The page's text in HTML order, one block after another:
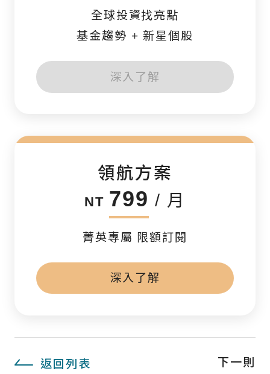
全球投資找亮點
基金趨勢 + 新星個股
深入了解
領航方案
NT 799 / 月
菁英專屬 限額訂閱
深入了解
返回列表 下一則